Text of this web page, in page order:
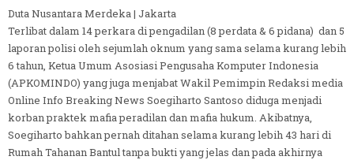
Duta Nusantara Merdeka | Jakarta
Terlibat dalam 14 perkara di pengadilan (8 perdata & 6 pidana) dan 5
laporan polisi oleh sejumlah oknum yang sama selama kurang lebih
6 tahun, Ketua Umum Asosiasi Pengusaha Komputer Indonesia
(APKOMINDO) yang juga menjabat Wakil Pemimpin Redaksi media
Online Info Breaking News Soegiharto Santoso diduga menjadi
korban praktek mafia peradilan dan mafia hukum. Akibatnya,
Soegiharto bahkan pernah ditahan selama kurang lebih 43 hari di
Rumah Tahanan Bantul tanpa bukti yang jelas dan pada akhirnya